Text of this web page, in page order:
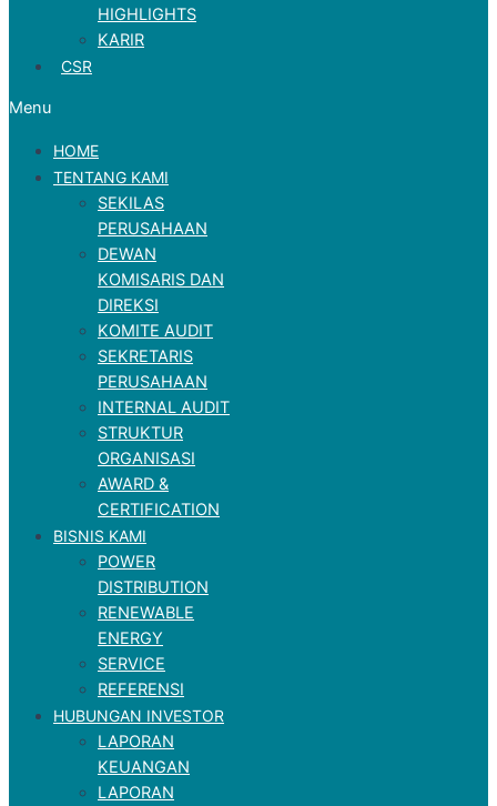
HIGHLIGHTS
KARIR
CSR
Menu
HOME
TENTANG KAMI
SEKILAS
PERUSAHAAN
DEWAN
KOMISARIS DAN
DIREKSI
KOMITE AUDIT
SEKRETARIS
PERUSAHAAN
INTERNAL AUDIT
STRUKTUR
ORGANISASI
AWARD &
CERTIFICATION
BISNIS KAMI
POWER
DISTRIBUTION
RENEWABLE
ENERGY
SERVICE
REFERENSI
HUBUNGAN INVESTOR
LAPORAN
KEUANGAN
LAPORAN